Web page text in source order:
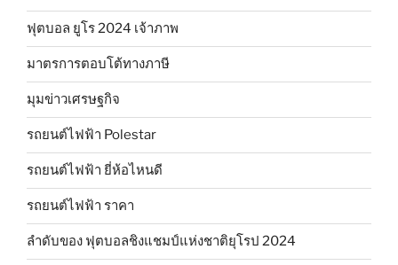
ฟุตบอล ยูโร 2024 เจ้าภาพ
มาตรการตอบโต้ทางภาษี
มุมข่าวเศรษฐกิจ
รถยนต์ไฟฟ้า Polestar
รถยนต์ไฟฟ้า ยี่ห้อไหนดี
รถยนต์ไฟฟ้า ราคา
ลำดับของ ฟุตบอลชิงแชมป์แห่งชาติยุโรป 2024